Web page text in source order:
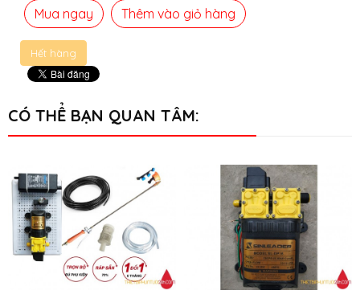
Mua ngay Thêm vào giỏ hàng
Hết hàng
CÓ THỂ BẠN QUAN TÂM: